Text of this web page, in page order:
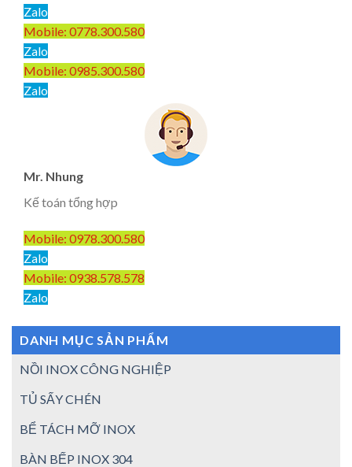
Zalo
Mobile: 0778.300.580
Zalo
Mobile: 0985.300.580
Zalo
Mr. Nhung
Kế toán tổng hợp
Mobile: 0978.300.580
Zalo
Mobile: 0938.578.578
Zalo
DANH MỤC SẢN PHẨM
NỒI INOX CÔNG NGHIỆP
TỦ SẤY CHÉN
BỂ TÁCH MỠ INOX
BÀN BẾP INOX 304